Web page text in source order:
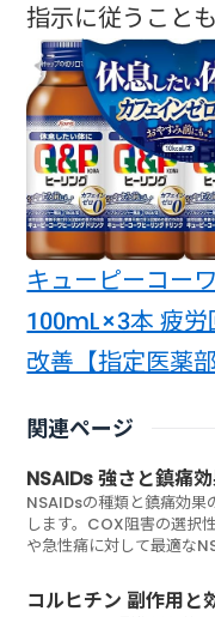
指示に従うこと
キューピーコー
100mL×3本 疲
改善【指定医薬部
関連ページ
NSAIDs 強さと鎮痛
NSAIDsの種類と鎮痛効果
します。COX阻害の選択
や急性痛に対して最適な
コルヒチン 副作用と